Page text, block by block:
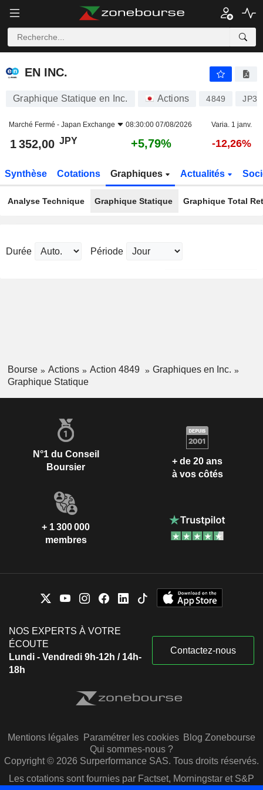
EN INC.
EN INC.
Graphique Statique en Inc. Actions 4849
Marché Fermé - Japan Exchange 08:30:00 07/08/2026 Varia. 1 janv.
1 352,00 JPY +5,79% -12,26%
Synthèse Cotations Graphiques Actualités
Analyse Technique Graphique Statique Graphique Total
Durée Période
Bourse Actions Action 4849
Graphiques en Inc.
Graphique Statique
N°1 du Conseil
Boursier
+ de 20 ans
à vos côtés
+ 1 300 000
membres
NOS EXPERTS À VOTRE
ÉCOUTE
Lundi - Vendredi 9h-12h / 14h-
18h
Contactez-nous
Mentions légales Paramétrer les cookies Blog Zonebourse
Qui sommes-nous ?
Copyright © 2026 Surperformance SAS. Tous droits réservés.
Les cotations sont fournies par Factset, Morningstar et S&P